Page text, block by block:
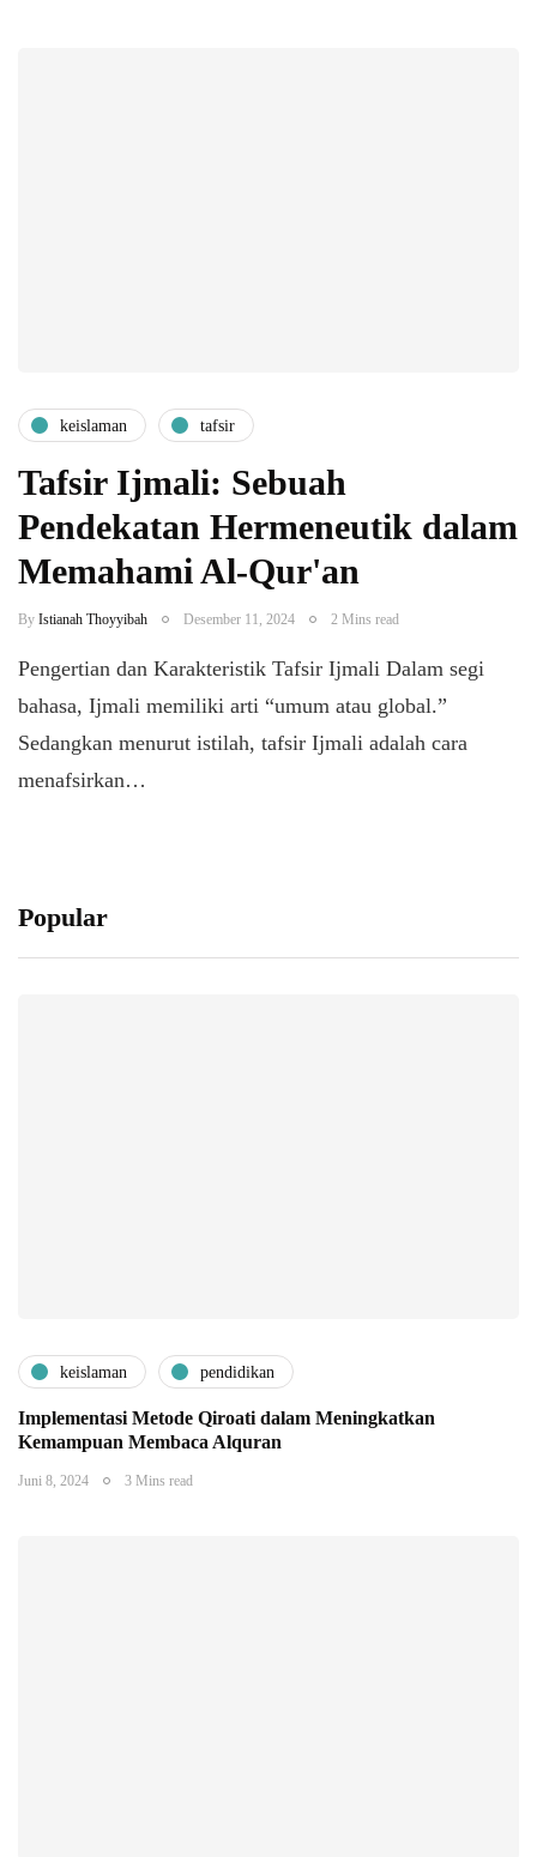
keislaman tafsir
Tafsir Ijmali: Sebuah
Pendekatan Hermeneutik dalam
Memahami Al-Qur'an
By Istianah Thoyyibah Desember 11, 2024 2 Mins read
Pengertian dan Karakteristik Tafsir Ijmali Dalam segi
bahasa, Ijmali memiliki arti “umum atau global.”
Sedangkan menurut istilah, tafsir Ijmali adalah cara
menafsirkan…
Popular
keislaman pendidikan
Implementasi Metode Qiroati dalam Meningkatkan
Kemampuan Membaca Alquran
Juni 8, 2024 3 Mins read